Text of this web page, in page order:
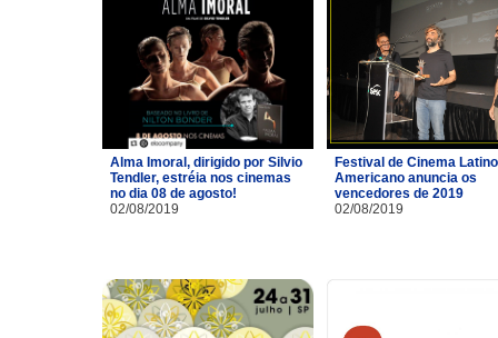
Alma Imoral, dirigido por Silvio
Tendler, estréia nos cinemas
no dia 08 de agosto!
02/08/2019
Festival de Cinema
Americano anuncia os
vencedores de 2019
02/08/2019